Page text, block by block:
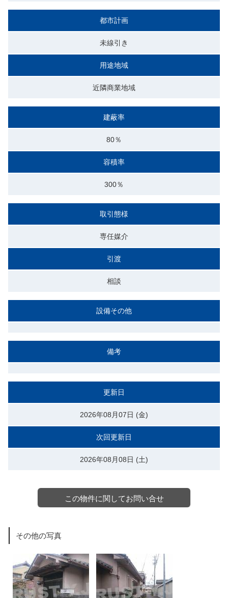
都市計画
未線引き
用途地域
近隣商業地域
建蔽率
80％
容積率
300％
取引態様
専任媒介
引渡
相談
設備その他
備考
更新日
2026年08月07日 (金)
次回更新日
2026年08月08日 (土)
この物件に関してお問い合せ
その他の写真